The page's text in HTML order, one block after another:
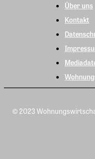
Über uns
Kontakt
© 2023